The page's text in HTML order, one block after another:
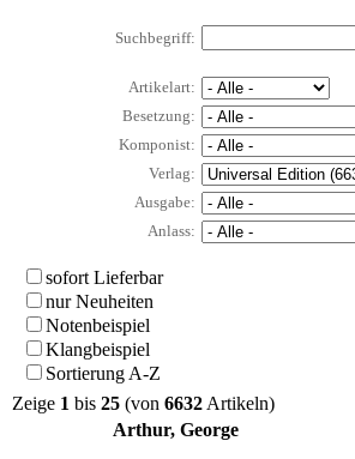
Suchbegriff:
Artikelart:
Besetzung:
Komponist:
Verlag:
Ausgabe:
Anlass:
sofort Lieferbar
nur Neuheiten
Notenbeispiel
Klangbeispiel
Sortierung A-Z
Zeige 1 bis 25 (von 6632Artikeln)
Arthur, George